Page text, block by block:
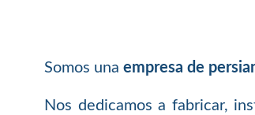
Somos unaempresa de
Nos dedicamos a fabricar,